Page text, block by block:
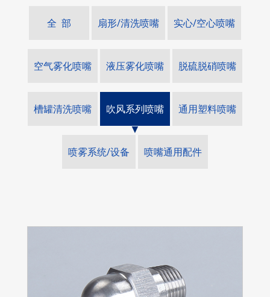
全 部 扇形/清洗喷嘴 实心/空心喷嘴
空气雾化喷嘴 液压雾化喷嘴 脱硫脱硝喷嘴
槽罐清洗喷嘴 吹风系列喷嘴 通用塑料喷嘴
喷雾系统/设备 喷嘴通用配件